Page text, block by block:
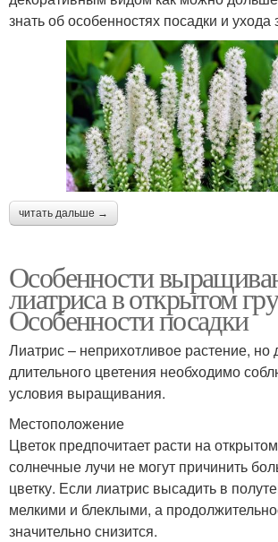
знать об особенностях посадки и ухода
читать дальше →
Особенности
лиатриса в открытом
Особенности посадки
Лиатрис – неприхотливое растение, но
длительного цветения необходимо
условия выращивания.
Местоположение
Цветок предпочитает расти на
солнечные лучи не могут причинить
цветку. Если лиатрис высадить в
мелкими и блеклыми, а
значительно снизится.